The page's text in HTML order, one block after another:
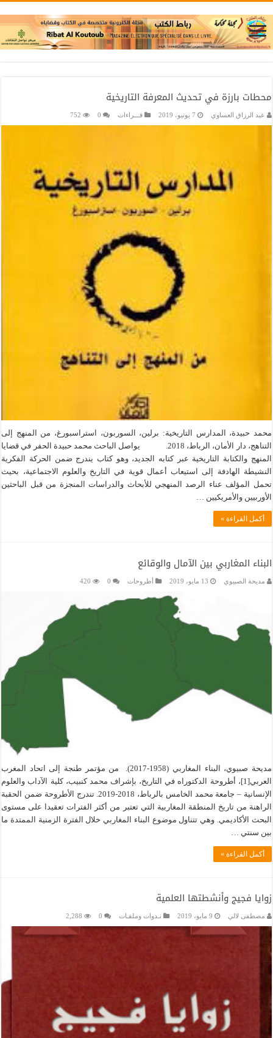
محطات بارزة في تحديث المعرفة التاريخية
عبد الرزاق العساوي 7 يونيو، 2019 قـــراءات 0
752
محمد حبيدة، المدارس التاريخية: برلين، السوربون، استراسبورغ، من المنهج إلى
التناهج، دار الأمان، الرباط، 2018. يواصل الباحث محمد حبيدة الحفر في قضايا
المنهج والكتابة التاريخية عبر كتابه الجديد، وهو كتاب يندرج ضمن الحركة الفكرية
النشيطة الهادفة إلى استيعاب أعمال قوية في التاريخ والعلوم الاجتماعية، بحيث
تحمل المؤلف عناء الرصد المنهجي للأبحاث والدراسات المنجزة من قبل الباحثين
الأوربيين والأمريكيين …
أكمل القراءة »
البناء المغاربي بين الآمال والوقائع
مديحة الصبيوي 13 مايو، 2019 أطروحات 0
420
مديحة صبيوي، البناء المغاربي (1958-2017). من مؤتمر طنجة إلى اتحاد المغرب
العربي[1]، أطروحة الدكتوراه في التاريخ، بإشراف محمد كنبيب، كلية الآداب والعلوم
الإنسانية – جامعة محمد الخامس بالرباط، 2018-2019. تندرج الأطروحة ضمن الحقبة
الراهنة من تاريخ المنطقة المغاربية التي تعتبر من أكثر الفترات تعقيدا على مستوى
البحث الأكاديمي. وهي تتناول موضوع البناء المغاربي خلال الفترة الزمنية الممتدة ما
بين سنتي …
أكمل القراءة »
زوايا فجيج وأنشطتها العلمية
مصطفى لالي 9 مايو، 2019 نـدوات وملفـات 0
2,288